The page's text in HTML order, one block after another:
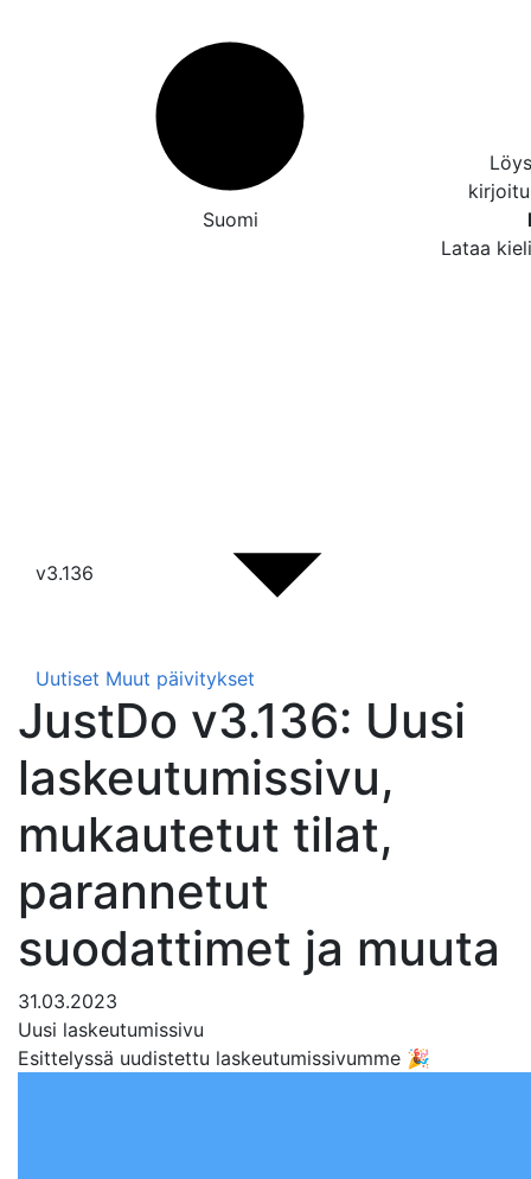
Suomi
Lataa
v3.136
Uutiset Muut päivitykset
JustDo v3.136: Uusi
laskeutumissivu,
mukautetut tilat,
parannetut
suodattimet ja muuta
31.03.2023
Uusi laskeutumissivu
Esittelyssä uudistettu laskeutumissivumme 🎉